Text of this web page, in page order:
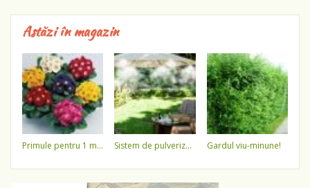
Astăzi în magazin
primule pentru 1 martie 3,5 lei / ghiveci !!!! sistem de pulverizare a apei gardul viu-minune!